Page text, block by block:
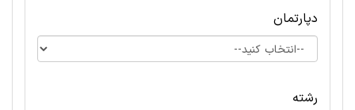
دپارتمان
رشته